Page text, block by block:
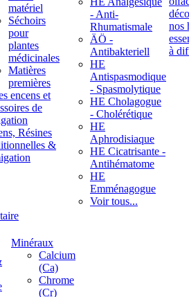
matériel
Séchoirs
pour
plantes
médicinales
Matières
premières
encens et
de
Résines
&
- Anti-
Rhumatismale
ÄÖ -
Antibakteriell
HE
Antispasmodique
- Spasmolytique
HE Cholagogue
- Cholérétique
HE
Aphrodisiaque
HE Cicatrisante -
Antihématome
HE
Emménagogue
Voir tous...
Minéraux
Calcium
(Ca)
Chrome
(Cr)